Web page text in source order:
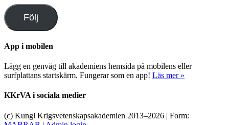
Följ
App i mobilen
Lägg en genväg till akademiens hemsida på mobilens eller
surfplattans startskärm. Fungerar som en app! Läs mer »
KKrVA i sociala medier
(c) Kungl Krigsvetenskapsakademien 2013–2026 | Form: